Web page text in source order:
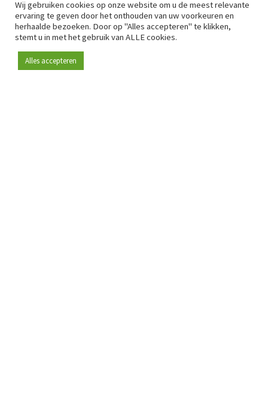
Wij gebruiken cookies op onze website om u de meest relevante
ervaring te geven door het onthouden van uw voorkeuren en
herhaalde bezoeken. Door op "Alles accepteren" te klikken,
stemt u in met het gebruik van ALLE cookies.
Alles accepteren